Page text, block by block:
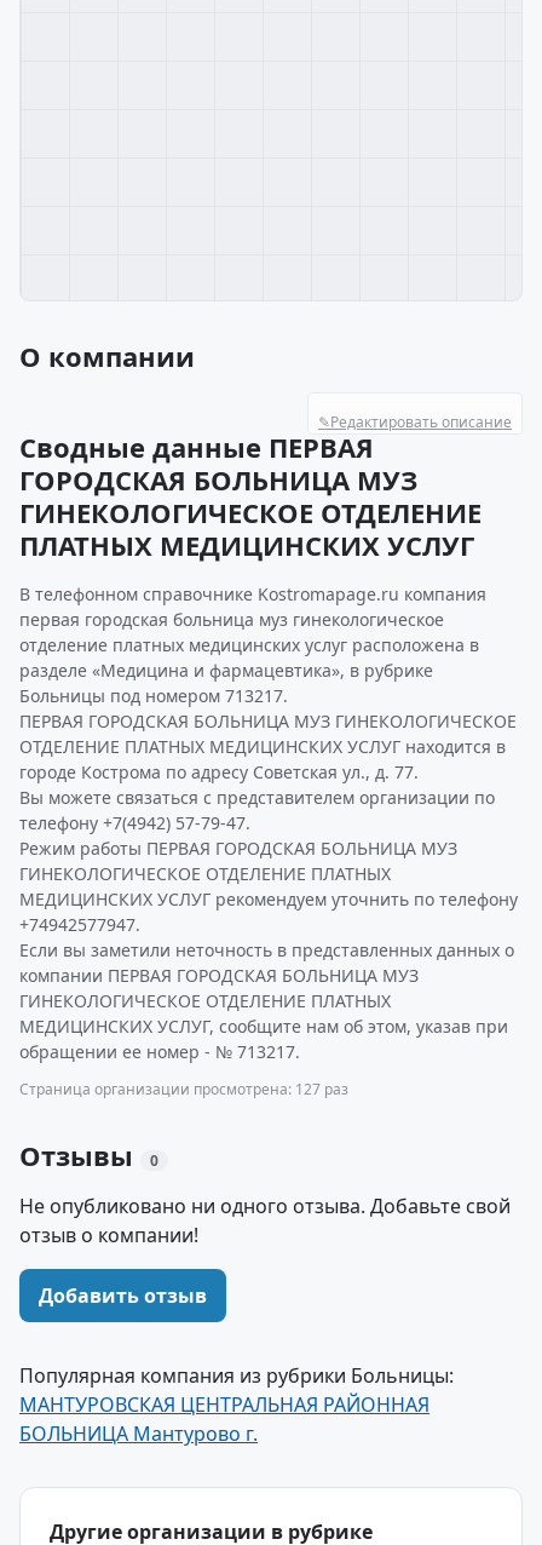
О компании
✎Редактировать описание
Сводные данные ПЕРВАЯ
ГОРОДСКАЯ БОЛЬНИЦА МУЗ
ГИНЕКОЛОГИЧЕСКОЕ ОТДЕЛЕНИЕ
ПЛАТНЫХ МЕДИЦИНСКИХ УСЛУГ
В телефонном справочнике Kostromapage.ru компания
первая городская больница муз гинекологическое
отделение платных медицинских услуг расположена в
разделе «Медицина и фармацевтика», в рубрике
Больницы под номером 713217.
ПЕРВАЯ ГОРОДСКАЯ БОЛЬНИЦА МУЗ ГИНЕКОЛОГИЧЕСКОЕ
ОТДЕЛЕНИЕ ПЛАТНЫХ МЕДИЦИНСКИХ УСЛУГ находится в
городе Кострома по адресу Советская ул., д. 77.
Вы можете связаться с представителем организации по
телефону +7(4942) 57-79-47.
Режим работы ПЕРВАЯ ГОРОДСКАЯ БОЛЬНИЦА МУЗ
ГИНЕКОЛОГИЧЕСКОЕ ОТДЕЛЕНИЕ ПЛАТНЫХ
МЕДИЦИНСКИХ УСЛУГ рекомендуем уточнить по телефону
+74942577947.
Если вы заметили неточность в представленных данных о
компании ПЕРВАЯ ГОРОДСКАЯ БОЛЬНИЦА МУЗ
ГИНЕКОЛОГИЧЕСКОЕ ОТДЕЛЕНИЕ ПЛАТНЫХ
МЕДИЦИНСКИХ УСЛУГ, сообщите нам об этом, указав при
обращении ее номер - № 713217.
Страница организации просмотрена: 127 раз
Отзывы 0
Не опубликовано ни одного отзыва. Добавьте свой
отзыв о компании!
Добавить отзыв
Популярная компания из рубрики Больницы:
МАНТУРОВСКАЯ ЦЕНТРАЛЬНАЯ РАЙОННАЯ
БОЛЬНИЦА Мантурово г.
Другие организации в рубрике